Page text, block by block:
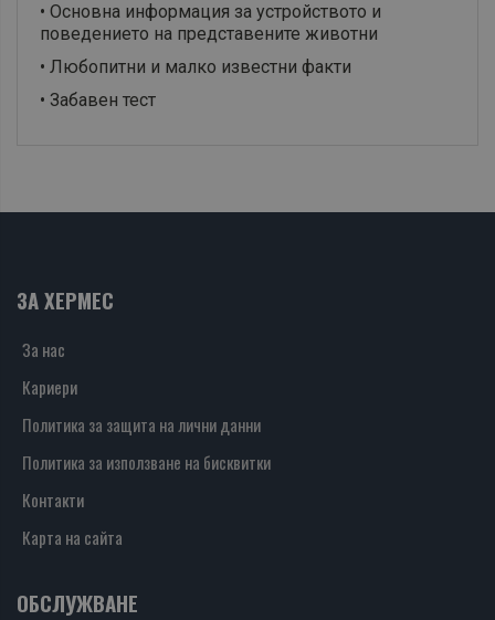
• Основна информация за устройството и
поведението на представените животни
• Любопитни и малко известни факти
• Забавен тест
ЗА ХЕРМЕС
За нас
Кариери
Политика за защита на лични данни
Политика за използване на бисквитки
Контакти
Карта на сайта
ОБСЛУЖВАНЕ